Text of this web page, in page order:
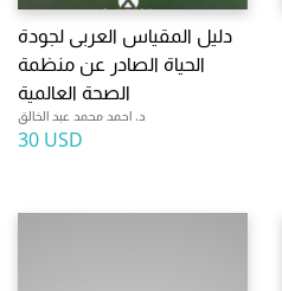
دليل المقياس العربى لجودة
الحياة الصادر عن منظمة
الصحة العالمية
د. احمد محمد عبد الخالق
30 USD